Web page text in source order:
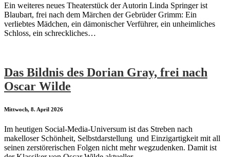
Ein weiteres neues Theaterstück der Autorin Linda Springer ist
Blaubart, frei nach dem Märchen der Gebrüder Grimm: Ein
verliebtes Mädchen, ein dämonischer Verführer, ein unheimliches
Schloss, ein schreckliches…
Das Bildnis des Dorian Gray, frei nach
Oscar Wilde
Mittwoch, 8. April 2026
Im heutigen Social-Media-Universum ist das Streben nach
makelloser Schönheit, Selbstdarstellung und Einzigartigkeit mit all
seinen zerstörerischen Folgen nicht mehr wegzudenken. Damit ist